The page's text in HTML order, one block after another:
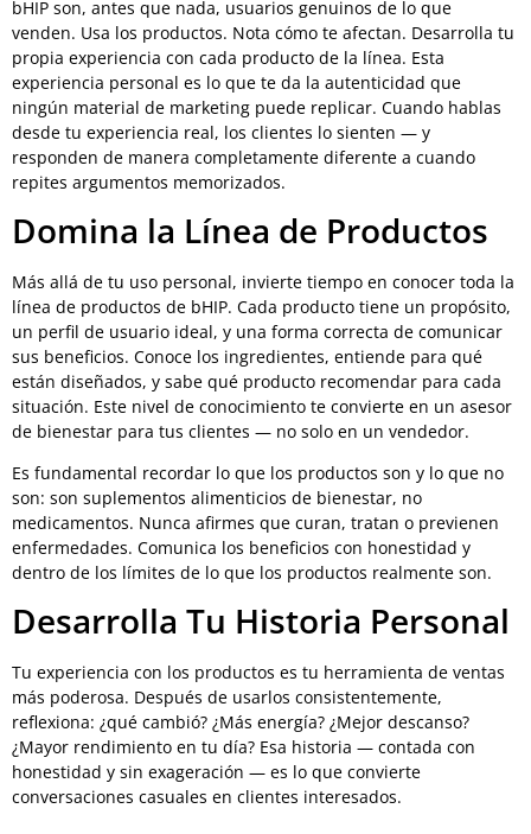
bHIP son, antes que nada, usuarios genuinos de lo que
venden. Usa los productos. Nota cómo te afectan. Desarrolla tu
propia experiencia con cada producto de la línea. Esta
experiencia personal es lo que te da la autenticidad que
ningún material de marketing puede replicar. Cuando hablas
desde tu experiencia real, los clientes lo sienten — y
responden de manera completamente diferente a cuando
repites argumentos memorizados.
Domina la Línea de Productos
Más allá de tu uso personal, invierte tiempo en conocer toda la
línea de productos de bHIP. Cada producto tiene un propósito,
un perfil de usuario ideal, y una forma correcta de comunicar
sus beneficios. Conoce los ingredientes, entiende para qué
están diseñados, y sabe qué producto recomendar para cada
situación. Este nivel de conocimiento te convierte en un asesor
de bienestar para tus clientes — no solo en un vendedor.
Es fundamental recordar lo que los productos son y lo que no
son: son suplementos alimenticios de bienestar, no
medicamentos. Nunca afirmes que curan, tratan o previenen
enfermedades. Comunica los beneficios con honestidad y
dentro de los límites de lo que los productos realmente son.
Desarrolla Tu Historia Personal
Tu experiencia con los productos es tu herramienta de ventas
más poderosa. Después de usarlos consistentemente,
reflexiona: ¿qué cambió? ¿Más energía? ¿Mejor descanso?
¿Mayor rendimiento en tu día? Esa historia — contada con
honestidad y sin exageración — es lo que convierte
conversaciones casuales en clientes interesados.